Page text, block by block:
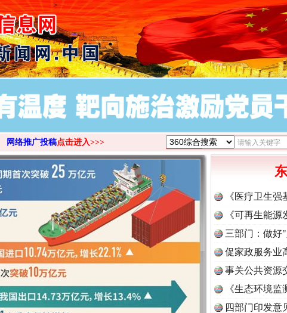
>
网络推广投稿点击进入>>>
《医疗卫生
《可再生能
三部门：做好
促家政服务业
事关公共资源
《生态环境
读
四部门印发意
茶叶“炒上天”